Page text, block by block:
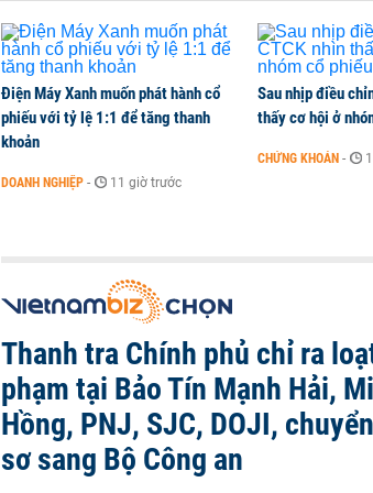
Điện Máy Xanh muốn phát hành cổ
phiếu với tỷ lệ 1:1 để tăng thanh
khoản
DOANH NGHIỆP - 11 giờ trước
Sau nhịp điều
thấy cơ hội ở
CHỨNG KHOÁN -
Thanh tra Chính phủ chỉ ra
phạm tại Bảo Tín Mạnh Hải, Mi
Hồng, PNJ, SJC, DOJI,
sơ sang Bộ Công an